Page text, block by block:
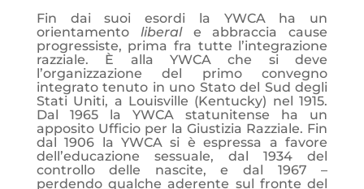
Fin dai suoi esordi la YWCA ha un
orientamento liberale abbraccia cause
progressiste, prima fra tutte l’integrazione
razziale. È alla YWCA che si deve
l’organizzazione del primo convegno
integrato tenuto in uno Stato del Sud degli
Stati Uniti, a Louisville (Kentucky) nel 1915.
Dal 1965 la YWCA statunitense ha un
apposito Ufficio per la Giustizia Razziale. Fin
dal 1906 la YWCA si è espressa a favore
dell’educazione sessuale, dal 1934 del
controllo delle nascite, e dal 1967 –
perdendo qualche aderente sul fronte del